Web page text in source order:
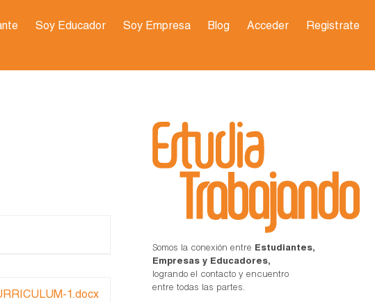
Soy Educador Soy Empresa Blog Acceder Registrate
1.docx
Somos la conexión entre Estudiantes,
Empresas y Educadores,
logrando el contacto y encuentro
entre todas las partes.